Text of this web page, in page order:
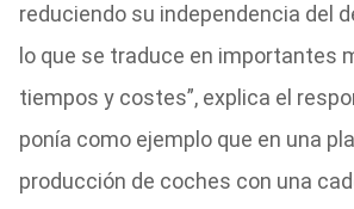
reduciendo su independencia del
lo que se traduce en importantes
tiempos y costes”, explica el
ponía como ejemplo que en una
producción de coches con una